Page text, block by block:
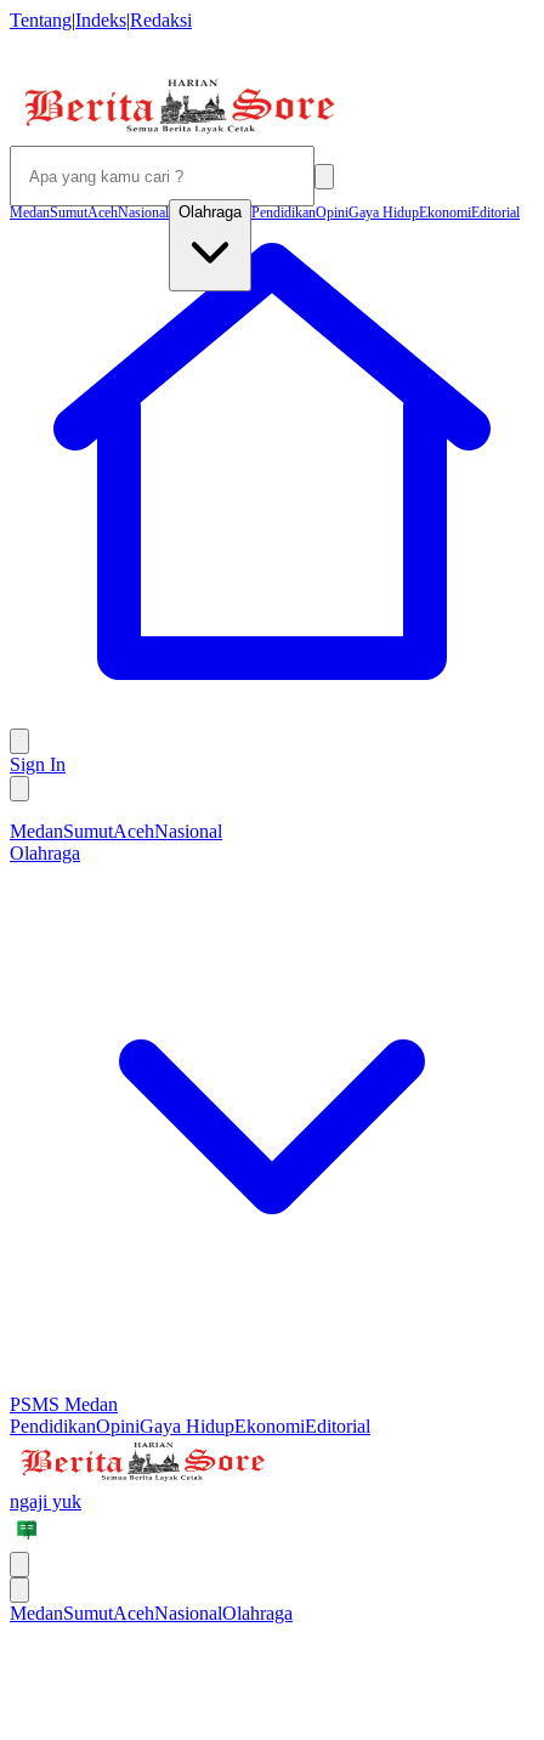
Tentang|Indeks|Redaksi
MedanSumutAcehNasional Olahraga PendidikanOpiniGaya HidupEkonomiEditorial
Sign In
MedanSumutAcehNasional
Olahraga
PSMS Medan
PendidikanOpiniGaya HidupEkonomiEditorial
ngaji yuk
MedanSumutAcehNasionalOlahraga